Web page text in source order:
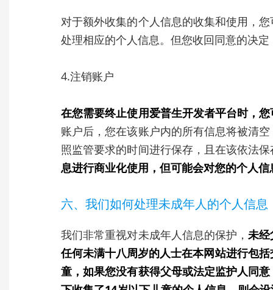
对于额外收集的个人信息的收集和使用，
处理相应的个人信息。但您收回同意的决
4.注销账户
在您需要终止使用爱普生开发者平台时，
账户后，您在该账户内的所有信息将被清
照监管要求的时间进行保存，且在该依法
息进行商业化使用，但可能会对您的个人
六、我们如何处理未成年人的个人信息
我们非常重视对未成年人信息的保护，未
任何未满十八周岁的人士在本网站进行包
童，如果您没有获得父母或法定监护人同